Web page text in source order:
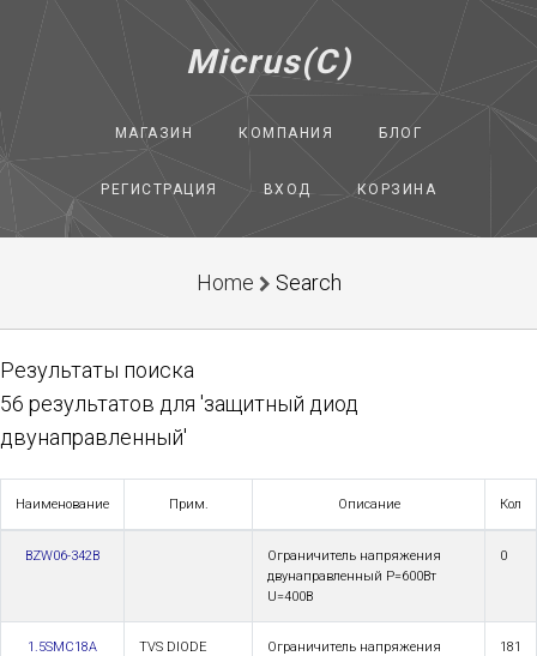
Micrus(C)
МАГАЗИН КОМПАНИЯ БЛОГ
РЕГИСТРАЦИЯ ВХОД КОРЗИНА
Home Search
Результаты поиска
56 результатов для 'защитный диод
двунаправленный'
Наименование Прим. Описание Кол
BZW06-342B
Ограничитель напряжения
двунаправленный Р=600Вт
U=400В
0
1.5SMC18A
TVS DIODE
Ограничитель напряжения
181